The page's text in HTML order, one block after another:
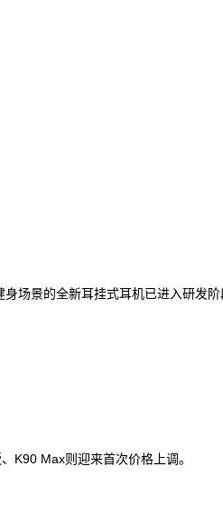
场景的全新耳挂式耳机已进入研发阶
K90 Max则迎来首次价格上调。